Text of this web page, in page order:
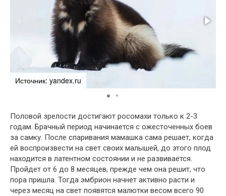
Источник: yandex.ru
Половой зрелости достигают росомахи только к 2-3
годам. Брачный период начинается с ожесточенных боев
за самку. После спаривания мамашка сама решает, когда
ей воспроизвести на свет своих малышей, до этого плод
находится в латентном состоянии и не развивается.
Пройдет от 6 до 8 месяцев, прежде чем она решит, что
пора пришла. Тогда эмбрион начнет активно расти и
через месяц на свет появятся малютки весом всего 90